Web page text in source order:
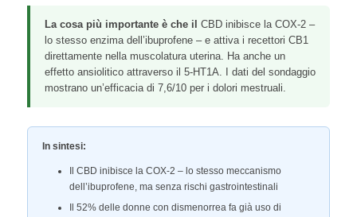
La cosa più importante è che il
CBD inibisce la COX-2 –
lo stesso enzima dell’ibuprofene – e attiva i recettori CB1
direttamente nella muscolatura uterina. Ha anche un
effetto ansiolitico attraverso il 5-HT1A. I dati del sondaggio
mostrano un’efficacia di 7,6/10 per i dolori mestruali.
In sintesi:
Il CBD inibisce la COX-2 – lo stesso meccanismo
dell’ibuprofene, ma senza rischi gastrointestinali
Il 52% delle donne con dismenorrea fa già uso di